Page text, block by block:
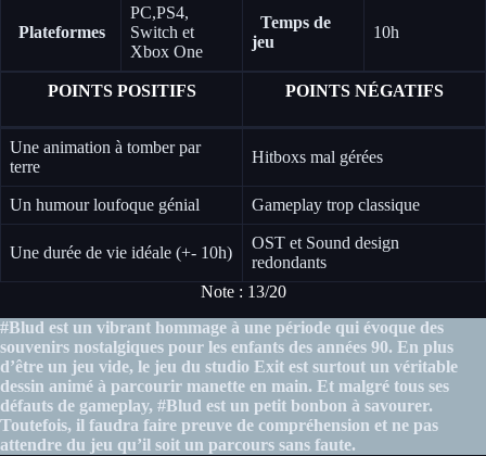
Plateformes
PC,PS4,
Switch et
Xbox One
Temps de
jeu
10h
POINTS POSITIFS POINTS NÉGATIFS
Une animation à tomber par
terre
Hitboxs mal gérées
Un humour loufoque génial Gameplay trop classique
Une durée de vie idéale (+- 10h)
OST et Sound design
redondants
Note : 13/20
#Blud est un vibrant hommage à une période qui évoque des
souvenirs nostalgiques pour les enfants des années 90. En plus
d’être un jeu vide, le jeu du studio Exit est surtout un véritable
dessin animé à parcourir manette en main. Et malgré tous ses
défauts de gameplay, #Blud est un petit bonbon à savourer.
Toutefois, il faudra faire preuve de compréhension et ne pas
attendre du jeu qu’il soit un parcours sans faute.